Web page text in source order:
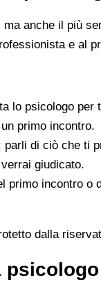
anche il più
e al
lo psicologo per
primo incontro.
di ciò che ti
giudicato.
primo incontro o
dalla